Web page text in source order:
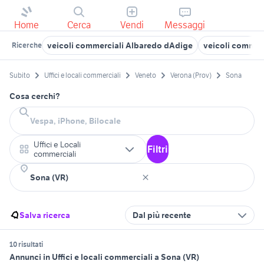
Home Cerca Vendi Messaggi
Ricerche veicoli commerciali Albaredo dAdige veicoli
Subito Uffici e locali commerciali Veneto Verona (Prov) Sona
Cosa cerchi?
Uffici e Locali
commerciali
Filtri
Salva ricerca Dal più recente
10 risultati
Annunci in Uffici e locali commerciali a Sona (VR)